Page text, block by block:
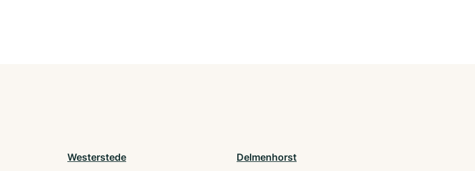
Westerstede Delmenhorst